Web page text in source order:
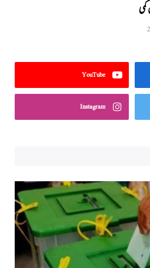
YouTube
Instagram